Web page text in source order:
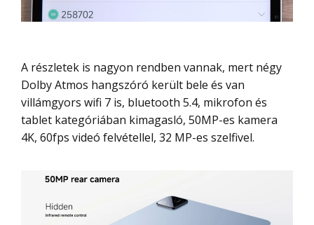
A részletek is nagyon rendben vannak, mert négy
Dolby Atmos hangszóró került bele és van
villámgyors wifi 7 is, bluetooth 5.4, mikrofon és
tablet kategóriában kimagasló, 50MP-es kamera
4K, 60fps videó felvétellel, 32 MP-es szelfivel.